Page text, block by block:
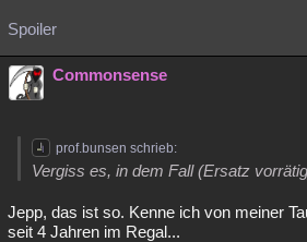
Spoiler
Commonsense
prof.bunsen schrieb:
Vergiss es, in dem Fall (Ersatz
Jepp, das ist so. Kenne ich von meiner
seit 4 Jahren im Regal...